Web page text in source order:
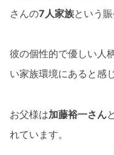
さんの7人家族という
彼の個性的で優しい人
い家族環境にあると感
お父様は加藤裕一さん
れています。